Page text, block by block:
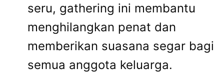
seru, gathering ini membantu
menghilangkan penat dan
memberikan suasana segar bagi
semua anggota keluarga.